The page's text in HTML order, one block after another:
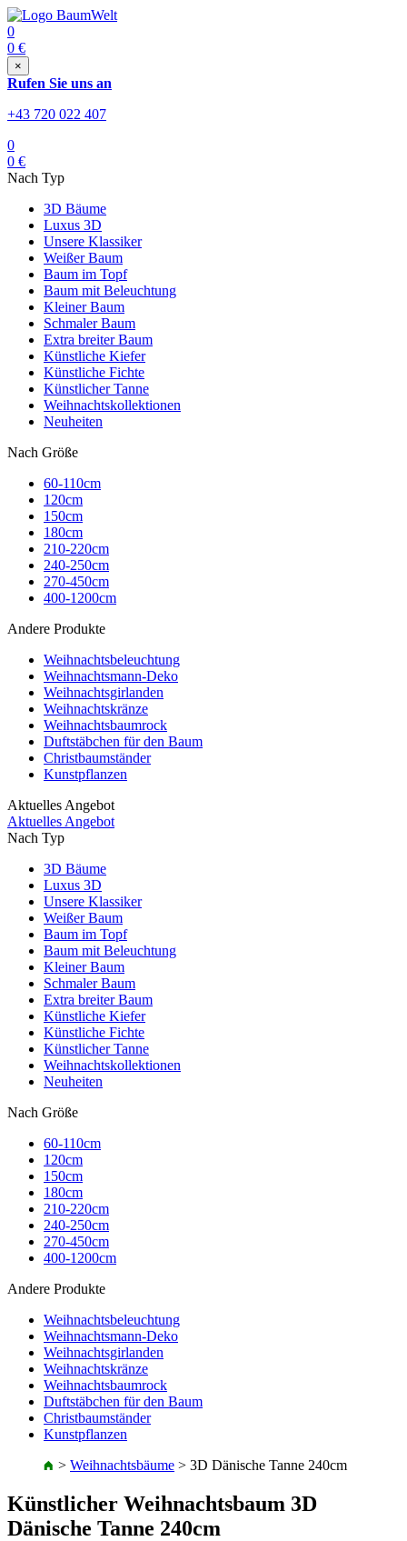
0
0 €
×
Rufen Sie uns an
+43 720 022 407
0
0 €
Nach Typ
3D Bäume
Luxus 3D
Unsere Klassiker
Weißer Baum
Baum im Topf
Baum mit Beleuchtung
Kleiner Baum
Schmaler Baum
Extra breiter Baum
Künstliche Kiefer
Künstliche Fichte
Künstlicher Tanne
Weihnachtskollektionen
Neuheiten
Nach Größe
60-110cm
120cm
150cm
180cm
210-220cm
240-250cm
270-450cm
400-1200cm
Andere Produkte
Weihnachtsbeleuchtung
Weihnachtsmann-Deko
Weihnachtsgirlanden
Weihnachtskränze
Weihnachtsbaumrock
Duftstäbchen für den Baum
Christbaumständer
Kunstpflanzen
Aktuelles Angebot
Aktuelles Angebot
Nach Typ
3D Bäume
Luxus 3D
Unsere Klassiker
Weißer Baum
Baum im Topf
Baum mit Beleuchtung
Kleiner Baum
Schmaler Baum
Extra breiter Baum
Künstliche Kiefer
Künstliche Fichte
Künstlicher Tanne
Weihnachtskollektionen
Neuheiten
Nach Größe
60-110cm
120cm
150cm
180cm
210-220cm
240-250cm
270-450cm
400-1200cm
Andere Produkte
Weihnachtsbeleuchtung
Weihnachtsmann-Deko
Weihnachtsgirlanden
Weihnachtskränze
Weihnachtsbaumrock
Duftstäbchen für den Baum
Christbaumständer
Kunstpflanzen
> Weihnachtsbäume > 3D Dänische Tanne 240cm
Künstlicher Weihnachtsbaum 3D
Dänische Tanne 240cm